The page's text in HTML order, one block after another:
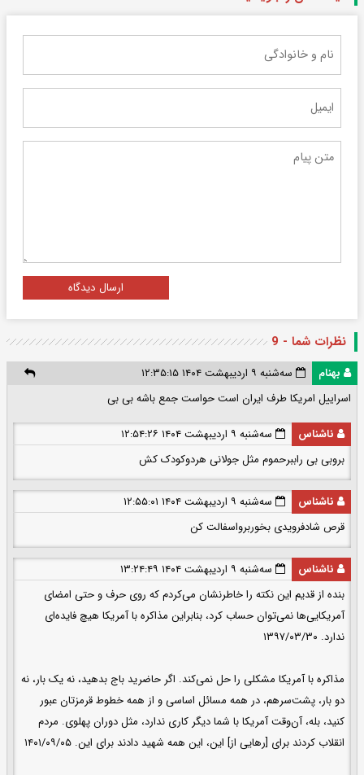
ارسال دیدگاه
نظرات شما - 9
بهنام
سه‌شنبه ۹ اردیبهشت ۱۴۰۴ ۱۲:۳۵:۱۵
اسراییل امریکا طرف ایران است حواست جمع باشه بی بی
ناشناس
سه‌شنبه ۹ اردیبهشت ۱۴۰۴ ۱۲:۵۴:۲۶
بروبی بی راببرحموم مثل جولانی هردوکودک کش
ناشناس
سه‌شنبه ۹ اردیبهشت ۱۴۰۴ ۱۲:۵۵:۰۱
قرص شادفرویدی بخوربرواسفالت کن
ناشناس
سه‌شنبه ۹ اردیبهشت ۱۴۰۴ ۱۳:۲۴:۴۹
بنده از قدیم این نکته را خاطرنشان می‌کردم که روی حرف و حتی امضای
آمریکایی‌ها نمی‌توان حساب کرد، بنابراین مذاکره با آمریکا هیچ فایده‌ای
ندارد. ۱۳۹۷/۰۳/۳۰
مذاکره‌ با آمریکا مشکلی را حل نمی‌کند. اگر حاضرید باج بدهید، نه یک بار، نه
دو بار، پشت‌سرهم، در همه‌ مسائل اساسی و از همه‌ خطوط قرمزتان عبور
کنید، بله، آن‌وقت آمریکا با شما دیگر کاری ندارد، مثل دوران پهلوی. مردم
انقلاب کردند برای [رهایی از] این، این همه شهید دادند برای این. ۱۴۰۱/۰۹/۰۵